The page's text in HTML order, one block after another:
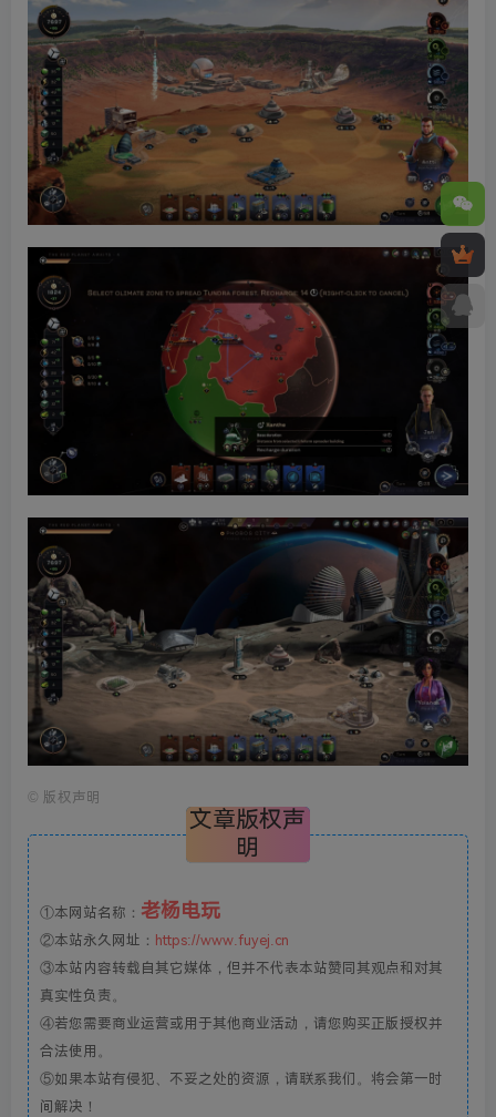
© 版权声明
文章版权声
明
①本网站名称： 老杨电玩
②本站永久网址： https://www.fuyej.cn
③本站内容转载自其它媒体，但并不代表本站赞同其观点和对其
真实性负责。
④若您需要商业运营或用于其他商业活动，请您购买正版授权并
合法使用。
⑤如果本站有侵犯、不妥之处的资源，请联系我们。将会第一时
间解决！